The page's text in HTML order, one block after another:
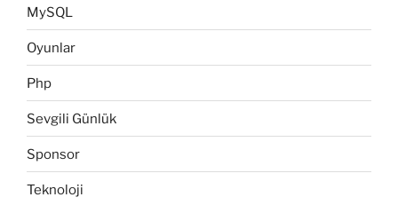
MySQL
Oyunlar
Php
Sevgili Günlük
Sponsor
Teknoloji